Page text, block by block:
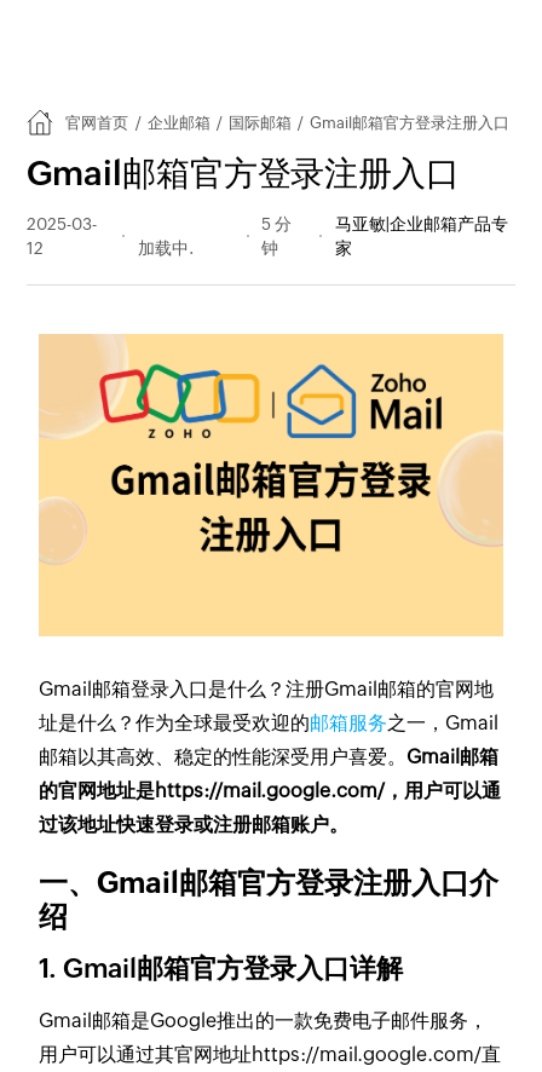
官网首页 / 企业邮箱 / 国际邮箱 / Gmail邮箱官方登录注册入口
Gmail邮箱官方登录注册入口
2025-03-
12
量
5 分
钟
马亚敏|企业邮箱产品专
家
Gmail邮箱登录入口是什么？注册Gmail邮箱的官网地
址是什么？作为全球最受欢迎的邮箱服务之一，Gmail
邮箱以其高效、稳定的性能深受用户喜爱。 Gmail邮箱
的官网地址是https://mail.google.com/，用户可以通
过该地址快速登录或注册邮箱账户。
一、Gmail邮箱官方登录注册入口介
绍
1. Gmail邮箱官方登录入口详解
Gmail邮箱是Google推出的一款免费电子邮件服务，
用户可以通过其官网地址https://mail.google.com/直